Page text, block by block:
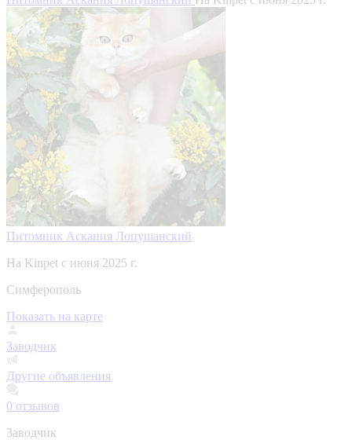
Питомник Аскания Лопушанский
На Kinpet c июня 2025 г.
Симферополь
Показать на карте
Заводчик
Другие объявления
0 отзывов
Заводчик